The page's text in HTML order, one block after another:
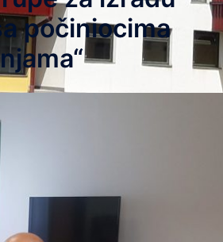
počiniocima